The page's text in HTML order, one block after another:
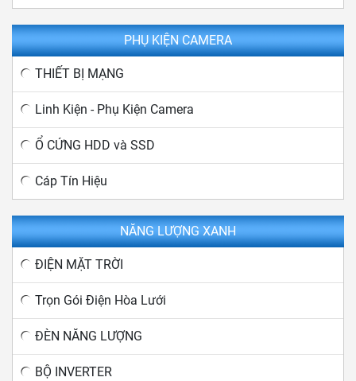
PHỤ KIỆN CAMERA
THIẾT BỊ MẠNG
Linh Kiện - Phụ Kiện Camera
Ổ CỨNG HDD và SSD
Cáp Tín Hiệu
NĂNG LƯỢNG XANH
ĐIỆN MẶT TRỜI
Trọn Gói Điện Hòa Lưới
ĐÈN NĂNG LƯỢNG
BỘ INVERTER